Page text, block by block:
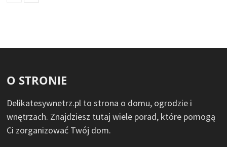
O STRONIE
Delikatesywnetrz.pl to strona o domu, ogrodzie i
wnętrzach. Znajdziesz tutaj wiele porad, które pomogą
Ci zorganizować Twój dom.